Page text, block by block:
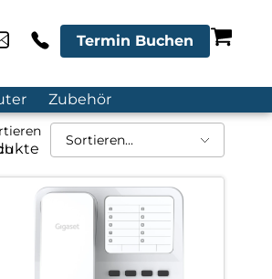
Termin Buchen
Zubehör